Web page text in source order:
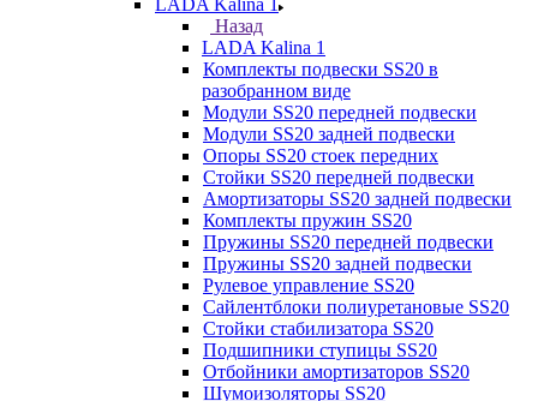
LADA Kalina 1
Назад
LADA Kalina 1
Комплекты подвески SS20 в
разобранном виде
Модули SS20 передней подвески
Модули SS20 задней подвески
Опоры SS20 стоек передних
Стойки SS20 передней подвески
Амортизаторы SS20 задней подвески
Комплекты пружин SS20
Пружины SS20 передней подвески
Пружины SS20 задней подвески
Рулевое управление SS20
Сайлентблоки полиуретановые SS20
Стойки стабилизатора SS20
Подшипники ступицы SS20
Отбойники амортизаторов SS20
Шумоизоляторы SS20